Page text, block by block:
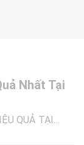
Nhất Tại
QUẢ TẠI…